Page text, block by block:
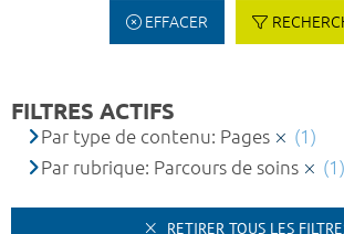
EFFACER
FILTRES ACTIFS
Par type de contenu: Pages
(1)
Par rubrique: Parcours de soins
(1)
RETIRER TOUS LES